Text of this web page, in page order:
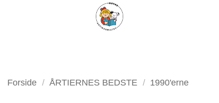
FILTER
Forside / ÅRTIERNES BEDSTE / 1990'erne